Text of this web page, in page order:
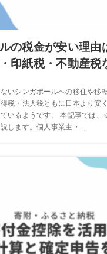
の税金が安い理由
印紙税・不動産税
いシンガポールへの移住や移
税・法人税ともに日本より安
いるようです。 本記事では、
します。個人事業主・...